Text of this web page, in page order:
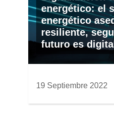
energético: el
energético
resiliente,
futuro es
19 Septiembre 2022